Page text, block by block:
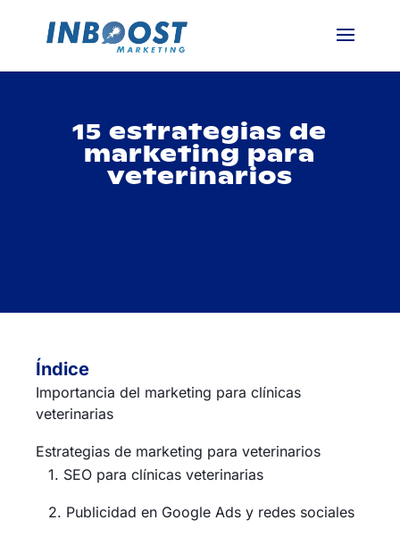
15 estrategias de
marketing para
veterinarios
Índice
Importancia del marketing para clínicas
veterinarias
Estrategias de marketing para veterinarios
1. SEO para clínicas veterinarias
2. Publicidad en Google Ads y redes sociales